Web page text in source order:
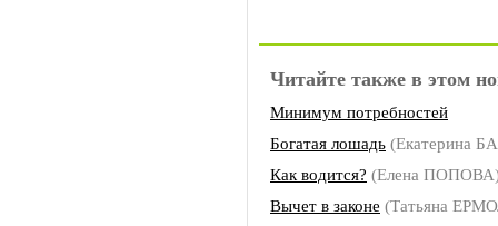
Читайте также в этом
Минимум потребностей
Богатая лошадь (Екатерина
Как водится? (Елена
Вычет в законе (Татьяна